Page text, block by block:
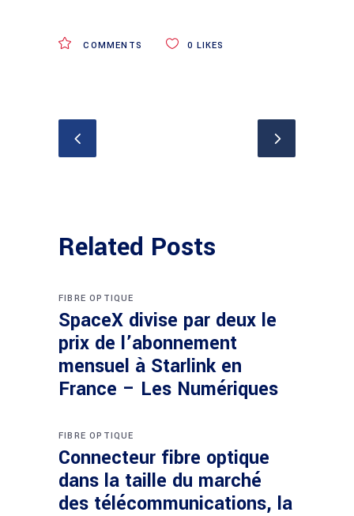
COMMENTS 0 LIKES
Related Posts
FIBRE OPTIQUE
SpaceX divise par deux le
prix de l’abonnement
mensuel à Starlink en
France – Les Numériques
FIBRE OPTIQUE
Connecteur fibre optique
dans la taille du marché
des télécommunications, la